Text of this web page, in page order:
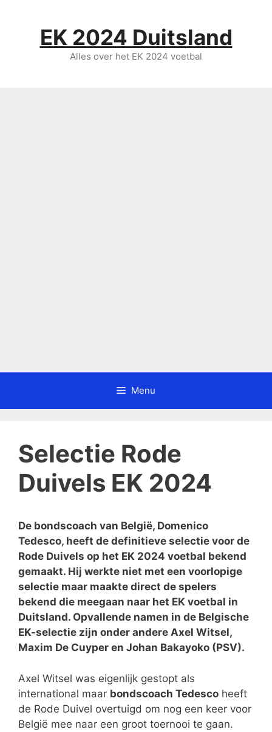
EK 2024 Duitsland
Alles over het EK 2024 voetbal
Menu
Selectie Rode
Duivels EK 2024
De bondscoach van België, Domenico
Tedesco, heeft de definitieve selectie voor de
Rode Duivels op het EK 2024 voetbal bekend
gemaakt. Hij werkte niet met een voorlopige
selectie maar maakte direct de spelers
bekend die meegaan naar het EK voetbal in
Duitsland. Opvallende namen in de Belgische
EK-selectie zijn onder andere Axel Witsel,
Maxim De Cuyper en Johan Bakayoko (PSV).
Axel Witsel was eigenlijk gestopt als
international maar bondscoach Tedesco heeft
de Rode Duivel overtuigd om nog een keer voor
België mee naar een groot toernooi te gaan.